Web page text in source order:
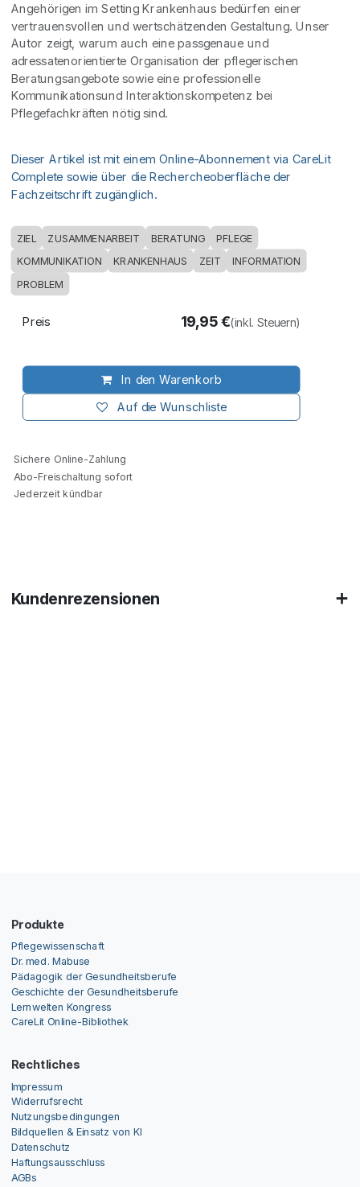
Angehörigen im Setting Krankenhaus bedürfen einer
vertrauensvollen und wertschätzenden Gestaltung. Unser
Autor zeigt, warum auch eine passgenaue und
adressatenorientierte Organisation der pflegerischen
Beratungsangebote sowie eine professionelle
Kommunikationsund Interaktionskompetenz bei
Pflegefachkräften nötig sind.
Dieser Artikel ist mit einem Online-Abonnement via CareLit
Complete sowie über die Rechercheoberfläche der
Fachzeitschrift zugänglich.
ZIEL ZUSAMMENARBEIT BERATUNG
PFLEGE
KOMMUNIKATION
KRANKENHAUS ZEIT INFORMATION
PROBLEM
In den Warenkorb
Auf die Wunschliste
Preis 19,95€(inkl. Steuern)
Sichere Online-Zahlung
Abo-Freischaltung sofort
Jederzeit kündbar
Kundenrezensionen
Produkte
Pflegewissenschaft
Dr. med. Mabuse
Pädagogik der Gesundheitsberufe
Geschichte der Gesundheitsberufe
Lernwelten Kongress
CareLit Online-Bibliothek
Rechtliches
Impressum
Widerrufsrecht
Nutzungsbedingungen
Bildquellen & Einsatz von KI
Datenschutz
Haftungsausschluss
AGBs